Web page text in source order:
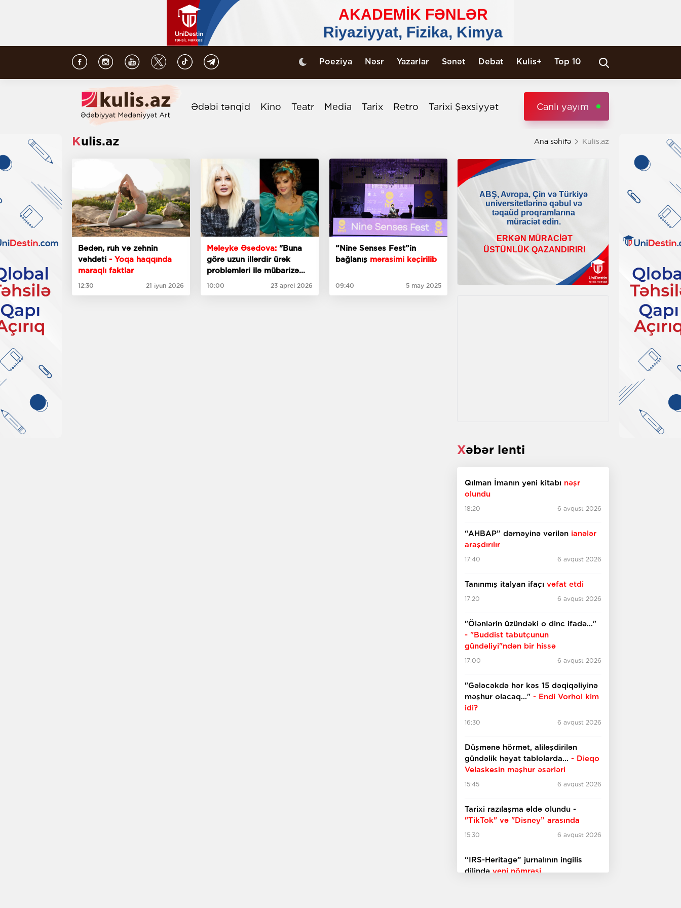
Poeziya Nəsr Yazarlar Sənət Debat Kulis+ Top 10
Ədəbi tənqid Kino Teatr Media Tarix Retro Tarixi Şəxsiyyət Canlı yayım
Kulis.az Ana səhifə Kulis.az
Bədən, ruh və zehnin
vəhdəti - Yoqa haqqında
maraqlı faktlar
12:30 21 iyun 2026
Məleykə Əsədova:"Buna
görə uzun illərdir ürək
problemləri ilə mübarizə
aparıram"
- Müsahibə
10:00 23 aprel 2026
“Nine Senses Fest”in
bağlanışmərasimi keçirilib
09:40 5 may 2025
Xəbər lenti
Qılman İmanın yeni kitabı nəşr
olundu
18:20 6 avqust 2026
“AHBAP” dərnəyinə verilən ianələr
araşdırılır
17:40 6 avqust 2026
Tanınmış italyan ifaçı vəfat etdi
17:20 6 avqust 2026
"Ölənlərin üzündəki o dinc ifadə..."
- "Buddist tabutçunun
gündəliyi"ndən bir hissə
17:00 6 avqust 2026
"Gələcəkdə hər kəs 15 dəqiqəliyinə
məşhur olacaq..." - Endi Vorhol kim
idi?
16:30 6 avqust 2026
Düşmənə hörmət, aliləşdirilən
gündəlik həyat tablolarda... - Dieqo
Velaskesin məşhur əsərləri
15:45 6 avqust 2026
Tarixi razılaşma əldə olundu -
"TikTok" və "Disney” arasında
15:30 6 avqust 2026
“IRS-Heritage” jurnalının ingilis
dilindəyeni nömrəsi